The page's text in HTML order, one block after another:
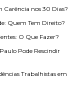
r
Carência nos 30 Dias?
Quem Tem Direito?
O Que Fazer?
Pode Rescindir
Trabalhistas em